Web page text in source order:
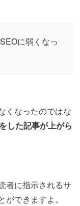
に弱くなっ
くなったのではな
した記事が上がら
者に指示されるサ
できますよ。